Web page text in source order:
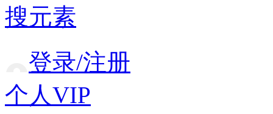
搜元素
登录/注册
个人VIP